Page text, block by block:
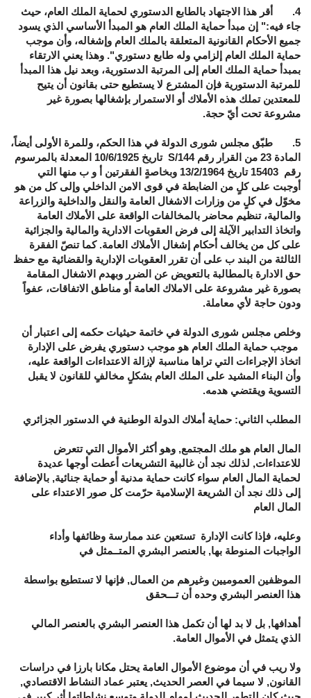
4. أقر هذا الاجتهاد بالطابع الدستوري لحماية الملك العام، حيث
جاء فيه:" إن مبدأ حماية الملك العام هو المبدأ الأساسي الذي يسود
جميع الأحكام القانونية المتعلقة بالملك العام وإشغاله، وأن موجب
حماية الملك العام إلزامي وله طابع دستوري". وهذا يعني الارتقاء
بمبدأ حماية الملك العام إلى المرتبة الدستورية، وبعد نيل هذا المبدأ
للمرتبة الدستورية فإن المشترع لا يستطيع حتى بقانون أن يتيح
للمعتدين تملك هذه الأملاك أو الاستمرار بإشغالها بصورة غير
مشروعة تحت أيّ حجة.
5. طبّق مجلس شورى الدولة في هذا الحكم، وللمرة الأولى أيضاً،
المادة 23 من القرار رقم 144/S تاريخ 10/6/1925 المعدلة بالمرسوم
رقم 15403 تاريخ 13/2/1964 وبخاصةٍ الفقرتين أ و ب منها التي
أوجبت على كلٍ من الضابطة في قوى الامن الداخلي وإلى كل من هو
مخوّل في كلٍ من وزارات الاشغال العامة والنقل والداخلية والزراعة
والمالية، تنظيم محاضر بالمخالفات الواقعة على الأملاك العامة
واتخاذ التدابير الآيلة إلى فرض العقوبات الادارية والمالية والجزائية
على كل من يخالف أحكام إشغال الأملاك العامة. كما تنصّ الفقرة
الثالثة من البند ب على أن تقرر العقوبات الإدارية والقضائية مع حفظ
حق الادارة بالمطالبة بالتعويض عن الضرر وبهدم الاشغال المقامة
بصورة غير مشروعة على الاملاك العامة أو مناطق الاتفاقات، عفواً
ودون حاجة لأي معاملة.
وخلص مجلس شورى الدولة في خاتمة حيثيات حكمه إلى اعتبار أن
موجب حماية الملك العام هو موجب دستوري يفرض على الإدارة
اتخاذ الإجراءات التي تراها مناسبة لإزالة الاعتداءات الواقعة عليه،
وأن البناء المشيد على الملك العام بشكلٍ مخالفٍ للقانون لا يقبل
التسوية ويقتضي هدمه.
المطلب الثاني: حماية أملاك الدولة الوطنية في الدستور الجزائري
المال العام هو ملك المجتمع, وهو أكثر الأموال التي تتعرض
للاعتداءات, لذلك نجد أن غالبية التشريعات أعطت أوجها عديدة
لحماية المال العام سواء كانت حماية مدنية أو حماية جنائية, بالإضافة
إلى ذلك نجد أن الشريعة الإسلامية حرّمت كل صور الاعتداء على
المال العام
وعليه، فإذا كانت الإدارة تستعين عند ممارسة وظائفها وأداء
الواجبات المنوطة بها, بالعنصر البشري المتــمثل في
الموظفين العموميين وغيرهم من العمال, فإنها لا تستطيع بواسطة
هذا العنصر البشري وحده أن تـــحقق
أهدافها, بل لا بد لها أن تكمل هذا العنصر البشري بالعنصر المالي
الذي يتمثل في الأموال العامة.
ولا ريب في أن موضوع الأموال العامة يحتل مكانا بارزا في دراسات
القانون, لا سيما في العصر الحديث, يعتبر عماد النشاط الاقتصادي,